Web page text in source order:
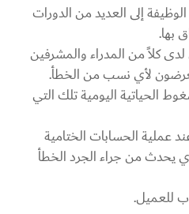
إلى العديد من الدورات
بها.
كلاً من المدراء والمشرفين
لأي نسب من الخطأ.
الحياتية اليومية تلك التي
عملية الحسابات الختامية
يحدث من جراء الجرد الخطأ
للعميل.